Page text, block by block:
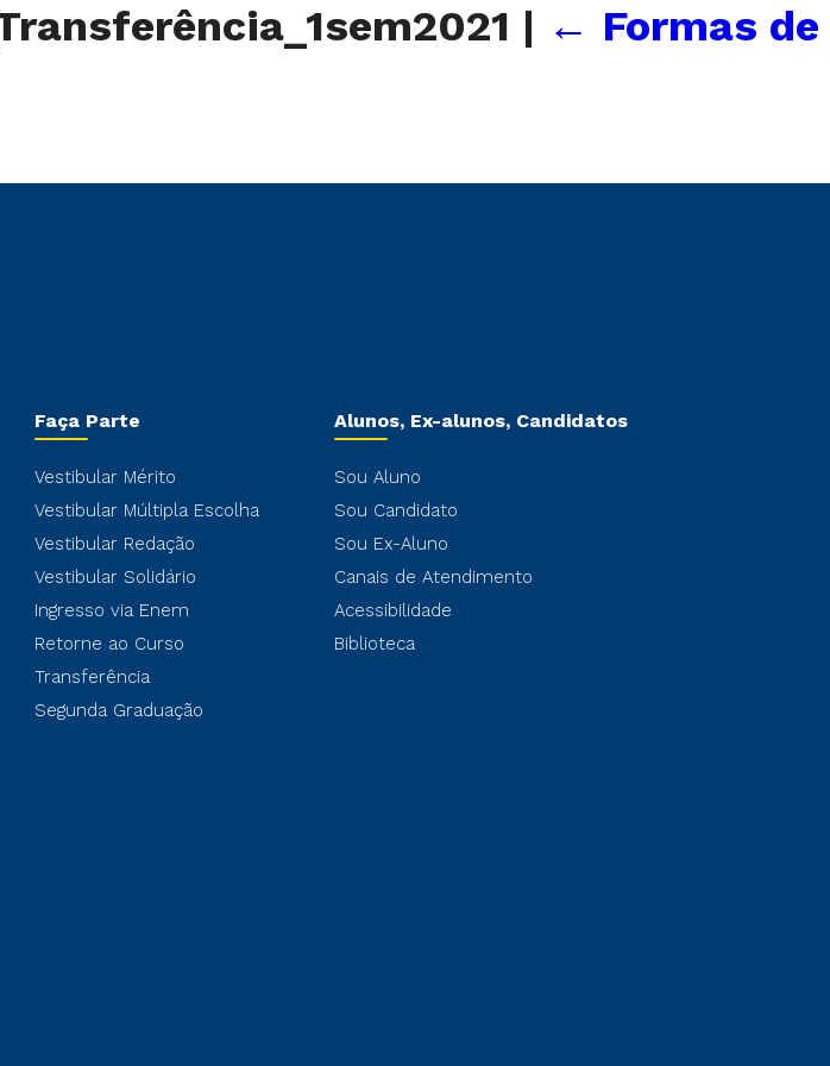
| ← Formas de
Faça Parte
Vestibular Mérito
Vestibular Múltipla Escolha
Vestibular Redação
Vestibular Solidário
Ingresso via Enem
Retorne ao Curso
Transferência
Segunda Graduação
Alunos, Ex-alunos, Candidatos
Sou Aluno
Sou Candidato
Sou Ex-Aluno
Canais de Atendimento
Acessibilidade
Biblioteca